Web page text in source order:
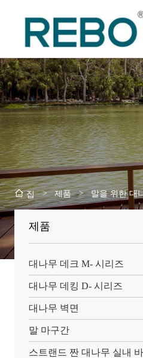
집 > 제품 > 말을 위한 대
제품
대나무 데크 M- 시리즈
대나무 데킹 D- 시리즈
대나무 벽면
말 마구간
스트랜드 짠 대나무 실내